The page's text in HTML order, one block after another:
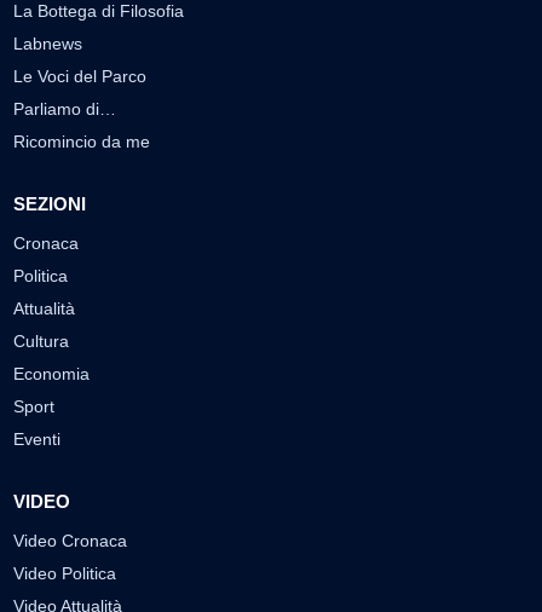
La Bottega di Filosofia
Labnews
Le Voci del Parco
Parliamo di…
Ricomincio da me
SEZIONI
Cronaca
Politica
Attualità
Cultura
Economia
Sport
Eventi
VIDEO
Video Cronaca
Video Politica
Video Attualità